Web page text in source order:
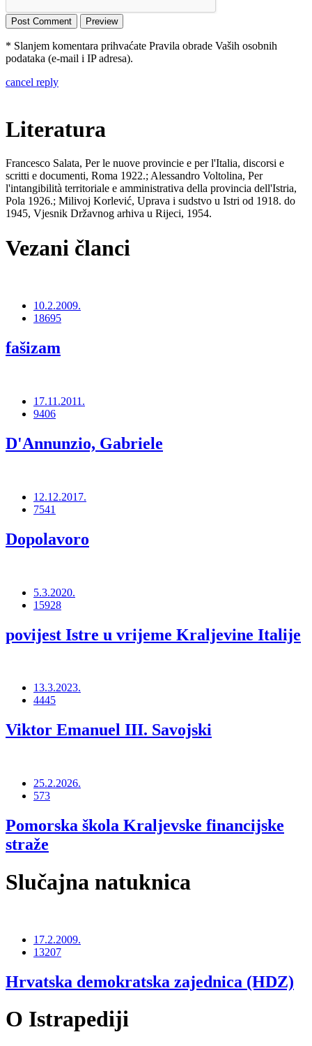
* Slanjem komentara prihvaćate Pravila obrade Vaših osobnih
podataka (e-mail i IP adresa).
cancel reply
Literatura
Francesco Salata, Per le nuove provincie e per l'Italia, discorsi e
scritti e documenti, Roma 1922.; Alessandro Voltolina, Per
l'intangibilità territoriale e amministrativa della provincia dell'Istria,
Pola 1926.; Milivoj Korlević, Uprava i sudstvo u Istri od 1918. do
1945, Vjesnik Državnog arhiva u Rijeci, 1954.
Vezani članci
10.2.2009.
18695
fašizam
17.11.2011.
9406
D'Annunzio, Gabriele
12.12.2017.
7541
Dopolavoro
5.3.2020.
15928
povijest Istre u vrijeme Kraljevine Italije
13.3.2023.
4445
Viktor Emanuel III. Savojski
25.2.2026.
573
Pomorska škola Kraljevske financijske
straže
Slučajna natuknica
17.2.2009.
13207
Hrvatska demokratska zajednica (HDZ)
O Istrapediji